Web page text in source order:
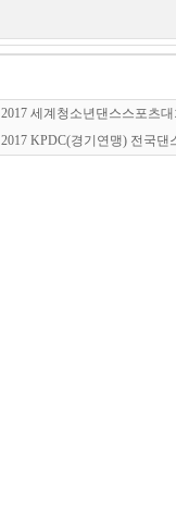
2017 세계청소년댄스스포츠
2017 KPDC(경기연맹) 전국댄